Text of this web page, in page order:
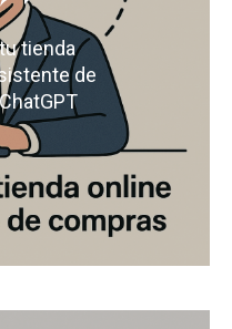
tienda
de